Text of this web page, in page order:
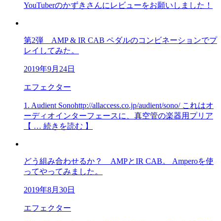
YouTuberのかずきさんにレビューをお願いしました！
第2弾 AMP & IR CAB ペダルのコンビネーションでプ
レイしてみた。
2019年9月24日
エフェクター
1. Audient Sonohttp://allaccess.co.jp/audient/sono/ これはオ
ーディオインターフェースに、真空管の楽器用プリア
【 … 続きを読む 】
どう組み合わせるか？ AMPとIR CAB。 Amperoを使
ってやってみました。
2019年8月30日
エフェクター